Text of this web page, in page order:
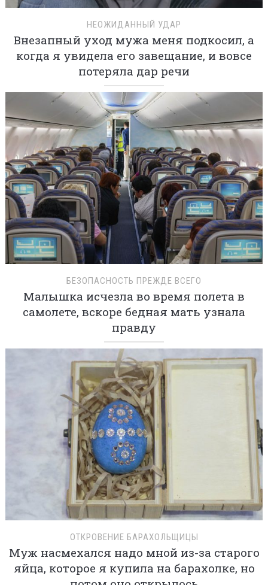
НЕОЖИДАННЫЙ УДАР
Внезапный уход мужа меня подкосил, а
когда я увидела его завещание, и вовсе
потеряла дар речи
БЕЗОПАСНОСТЬ ПРЕЖДЕ ВСЕГО
Малышка исчезла во время полета в
самолете, вскоре бедная мать узнала
правду
ОТКРОВЕНИЕ БАРАХОЛЬЩИЦЫ
Муж насмехался надо мной из-за старого
яйца, которое я купила на барахолке, но